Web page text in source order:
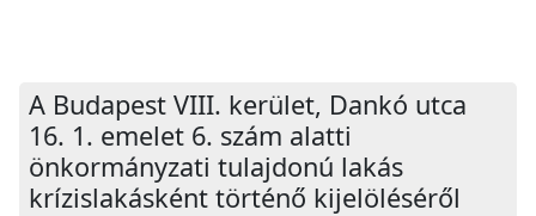
A Budapest VIII. kerület, Dankó utca
16. 1. emelet 6. szám alatti
önkormányzati tulajdonú lakás
krízislakásként történő kijelöléséről